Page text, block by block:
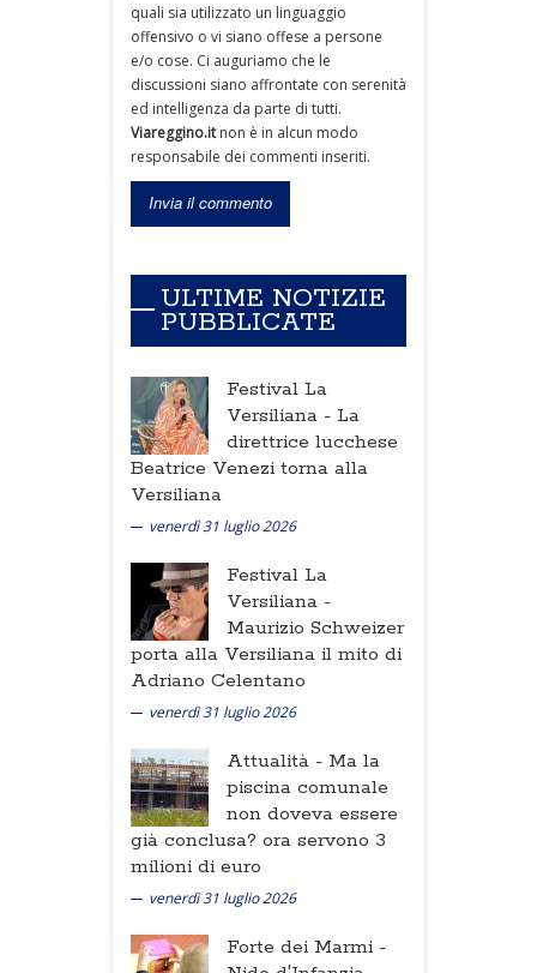
quali sia utilizzato un linguaggio
offensivo o vi siano offese a persone
e/o cose. Ci auguriamo che le
discussioni siano affrontate con serenità
ed intelligenza da parte di tutti.
Viareggino.itnon è in alcun modo
responsabile dei commenti inseriti.
ULTIME NOTIZIE
PUBBLICATE
Festival La
Versiliana - La
direttrice lucchese
Beatrice Venezi torna alla
Versiliana
venerdì 31 luglio 2026
Festival La
Versiliana -
Maurizio Schweizer
porta alla Versiliana il mito di
Adriano Celentano
venerdì 31 luglio 2026
Attualità - Ma la
piscina comunale
non doveva essere
già conclusa? ora servono 3
milioni di euro
venerdì 31 luglio 2026
Forte dei Marmi -